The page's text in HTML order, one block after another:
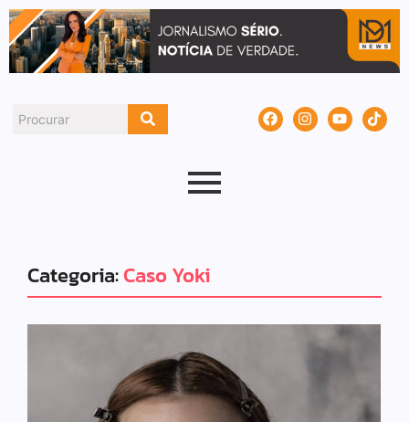
Categoria:Caso Yoki